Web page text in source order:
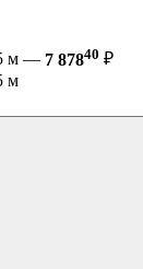
м — 7 87840 ₽
м